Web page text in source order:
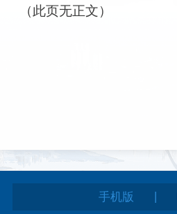
（此页无正文）
手机版